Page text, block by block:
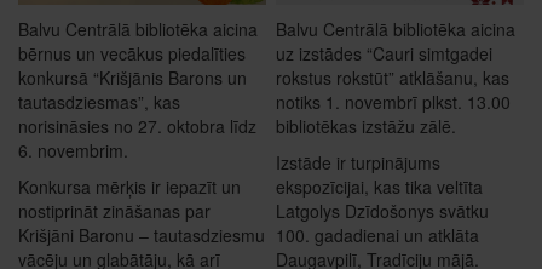
Balvu Centrālā bibliotēka aicina
bērnus un vecākus piedalīties
konkursā “Krišjānis Barons un
tautasdziesmas”, kas
norisināsies no 27. oktobra līdz
6. novembrim.
Konkursa mērķis ir iepazīt un
nostiprināt zināšanas par
Krišjāni Baronu – tautasdziesmu
vācēju un glabātāju, kā arī
Balvu Centrālā bibliotēka aicina
uz izstādes “Cauri simtgadei
rokstus rokstūt” atklāšanu, kas
notiks 1. novembrī plkst. 13.00
bibliotēkas izstāžu zālē.
Izstāde ir turpinājums
ekspozīcijai, kas tika veltīta
Latgolys Dzīdošonys svātku
100. gadadienai un atklāta
Daugavpilī, Tradīciju mājā.